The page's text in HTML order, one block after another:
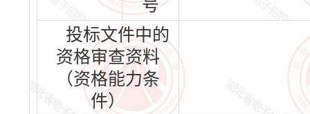
号
投标文件中的
资格审查资料
（资格能力条
件）